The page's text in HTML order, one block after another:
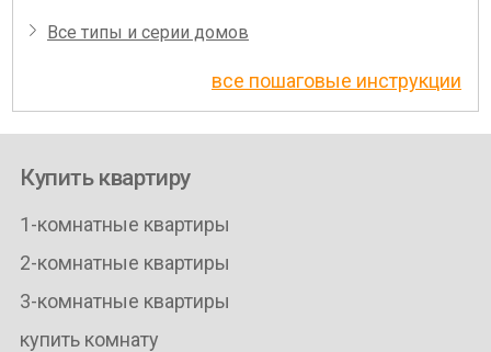
Все типы и серии домов
все пошаговые инструкции
Купить квартиру
1-комнатные квартиры
2-комнатные квартиры
3-комнатные квартиры
купить комнату